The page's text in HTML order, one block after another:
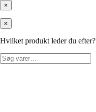
×
×
Hvilket produkt leder du efter?
Søg
efter: